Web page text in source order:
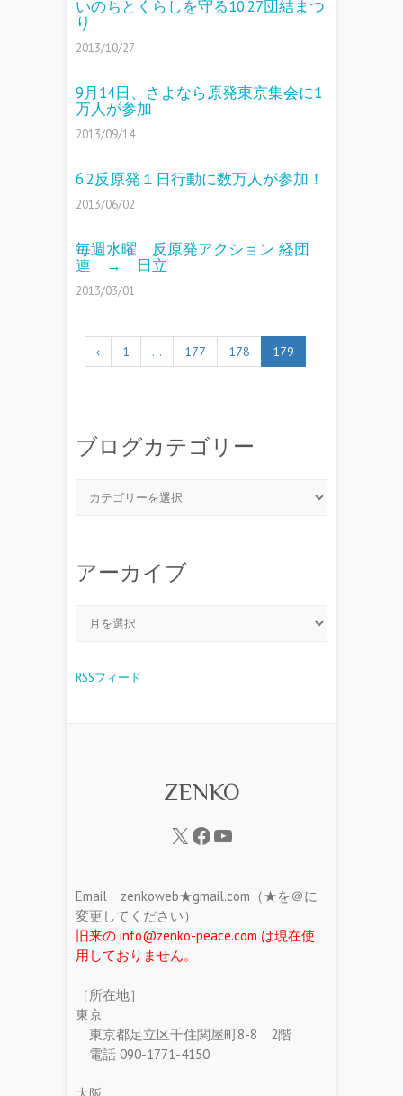
いのちとくらしを守る10.27団結まつ
り
2013/10/27
9月14日、さよなら原発東京集会に1
万人が参加
2013/09/14
6.2反原発１日行動に数万人が参加！
2013/06/02
毎週水曜 反原発アクション 経団
連 → 日立
2013/03/01
‹ 1 … 177 178 179
ブログカテゴリー
アーカイブ
RSSフィード
ZENKO
Email zenkoweb★gmail.com（★を＠に
変更してください）
旧来の info@zenko-peace.com は現在使
用しておりません。
［所在地］
東京
東京都足立区千住関屋町8-8 2階
電話 090-1771-4150